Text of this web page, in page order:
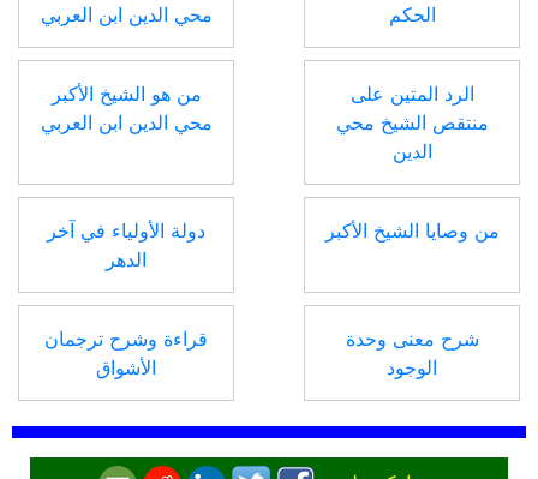
الحكم
محي الدين ابن العربي
الرد المتين على
منتقص الشيخ محي
الدين
من هو الشيخ الأكبر
محي الدين ابن العربي
من وصايا الشيخ الأكبر
دولة الأولياء في آخر
الدهر
شرح معنى وحدة
الوجود
قراءة وشرح ترجمان
الأشواق